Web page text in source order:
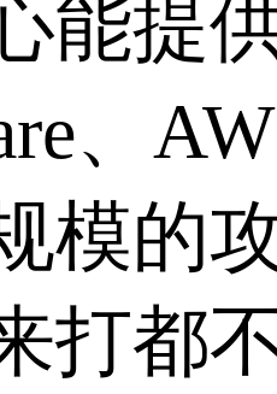
能提
、
模的
打都